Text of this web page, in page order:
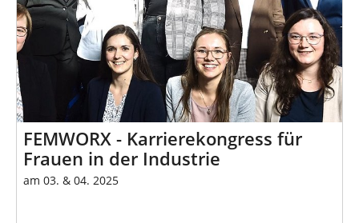
FEMWORX - Karrierekongress für
Frauen in der Industrie
am 03. & 04. 2025